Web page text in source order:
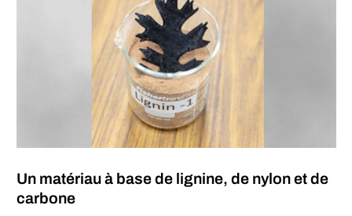
Un matériau à base de lignine, de nylon et de
carbone